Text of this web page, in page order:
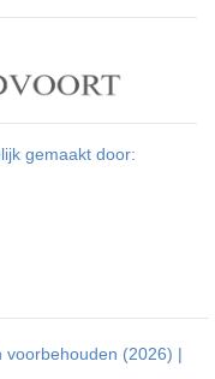
gemaakt door:
voorbehouden (2026) |